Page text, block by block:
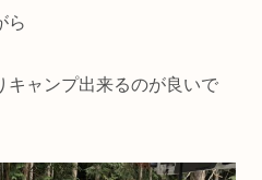
ら
キャンプ出来るのが良いで